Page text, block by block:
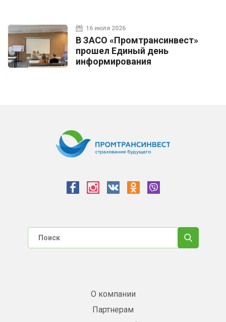
16 июля 2026
В ЗАСО «Промтрансинвест»
прошел Единый день
информирования
О компании
Партнерам